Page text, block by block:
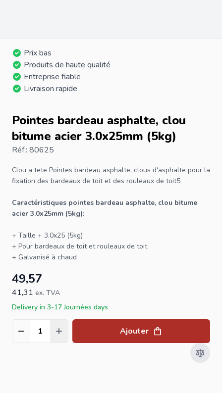
Prix bas
Produits de haute qualité
Entreprise fiable
Livraison rapide
Pointes bardeau asphalte, clou
bitume acier 3.0x25mm (5kg)
Réf.: 80625
Clou a tete Pointes bardeau asphalte, clous d'asphalte pour la
fixation des bardeaux de toit et des rouleaux de toit5
Caractéristiques pointes bardeau asphalte, clou bitume
acier 3.0x25mm (5kg):
+ Taille + 3.0x25 (5kg)
+ Pour bardeaux de toit et rouleaux de toit
+ Galvanisé à chaud
49,57
41,31 ex. TVA
Delivery in 3-17 Journées days
Quantité Ajouter